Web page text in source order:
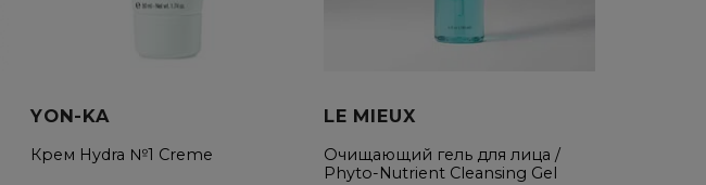
YON-KA
Крем Hydra №1 Creme
LE MIEUX
Oчищающий гель для лица /
Phyto-Nutrient Cleansing Gel